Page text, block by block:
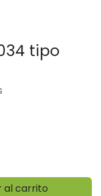
tipo
al carrito